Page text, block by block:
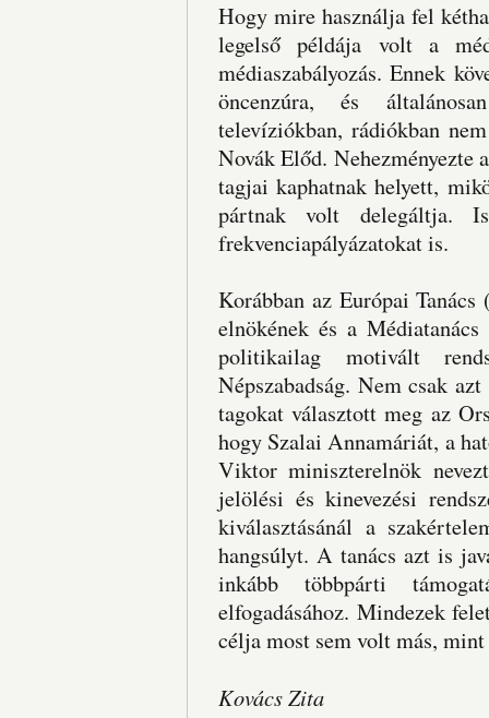
Hogy mire használja fel
legelső példája volt a
médiaszabályozás. Ennek
öncenzúra, és
televíziókban, rádiókban
Novák Előd. Nehezményezte
tagjai kaphatnak helyett,
pártnak volt delegáltja.
frekvenciapályázatokat is.
Korábban az Európai
elnökének és a
politikailag motivált
Népszabadság. Nem csak
tagokat választott meg az
hogy Szalai Annamáriát, a
Viktor miniszterelnök
jelölési és kinevezési
kiválasztásánál a
hangsúlyt. A tanács azt is
inkább többpárti
elfogadásához. Mindezek
célja most sem volt más,
Kovács Zita